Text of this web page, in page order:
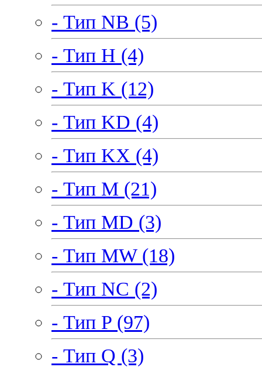
- Тип NB (5)
- Тип H (4)
- Тип K (12)
- Тип KD (4)
- Тип KX (4)
- Тип M (21)
- Тип MD (3)
- Тип MW (18)
- Тип NC (2)
- Тип P (97)
- Тип Q (3)